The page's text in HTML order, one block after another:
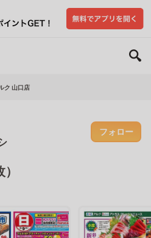
ク 山口店
フォロー